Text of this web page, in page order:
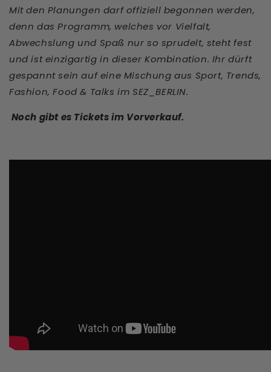
Mit den Planungen darf offiziell begonnen werden,
denn das Programm, welches vor Vielfalt,
Abwechslung und Spaß nur so sprudelt, steht fest
und ist einzigartig in dieser Kombination. Ihr dürft
gespannt sein auf eine Mischung aus Sport, Trends,
Fashion,Food & Talks im SEZ_BERLIN.
Noch gibt es Tickets im Vorverkauf.